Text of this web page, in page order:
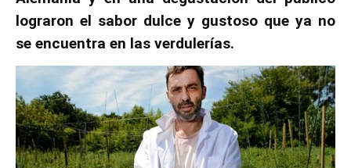
lograron el sabor dulce y gustoso que ya no
se encuentra en las verdulerías.